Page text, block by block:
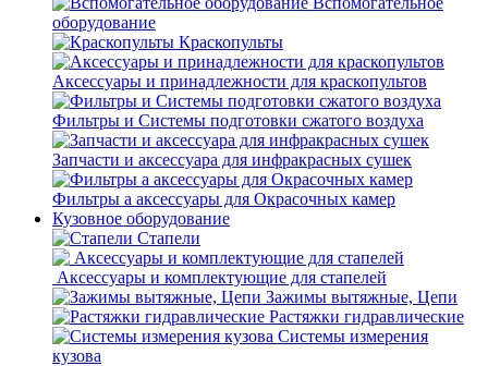
оборудование
Краскопульты
Аксессуары и принадлежности для краскопультов
Фильтры и Системы подготовки сжатого воздуха
Запчасти и аксессуара для инфракрасных сушек
Фильтры а аксессуары для Окрасочных камер
Кузовное оборудование
Стапели
Аксессуары и комплектующие для стапелей
Зажимы вытяжные, Цепи
Растяжки гидравлические
Системы измерения
кузова